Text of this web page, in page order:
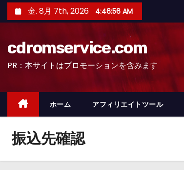
ン
ッ
金. 8月 7th, 2026 4:46:57 AM
cdromservice.com
PR：本サイトはプロモーションを含みます
ホーム アフィリエイトツール
振込先確認